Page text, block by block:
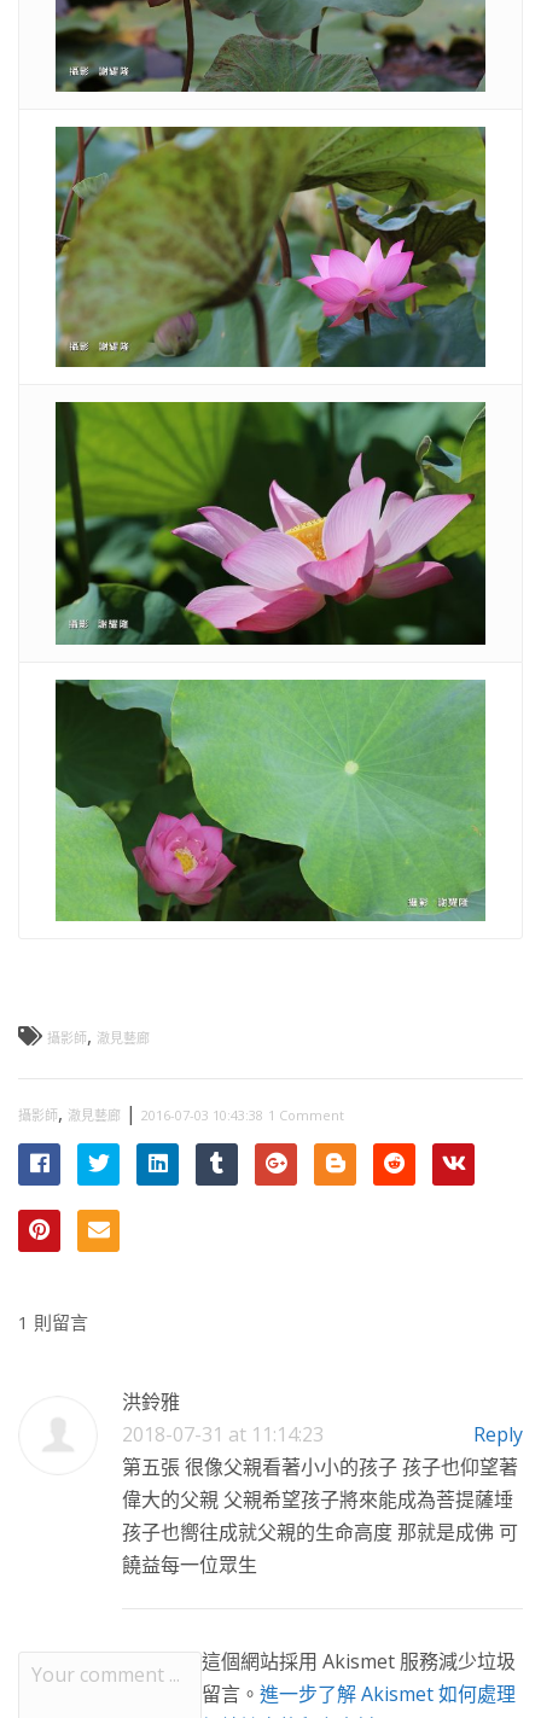
攝影師, 澈見藝廊
攝影師, 澈見藝廊 | 2016-07-03 10:43:38 1 Comment
1 則留言
洪鈴雅
2018-07-31 at 11:14:23
Reply
第五張 很像父親看著小小的孩子 孩子也仰望著
偉大的父親 父親希望孩子將來能成為菩提薩埵
孩子也嚮往成就父親的生命高度 那就是成佛 可
饒益每一位眾生
這個網站採用 Akismet 服務減少垃圾
留言。 進一步了解 Akismet 如何處理